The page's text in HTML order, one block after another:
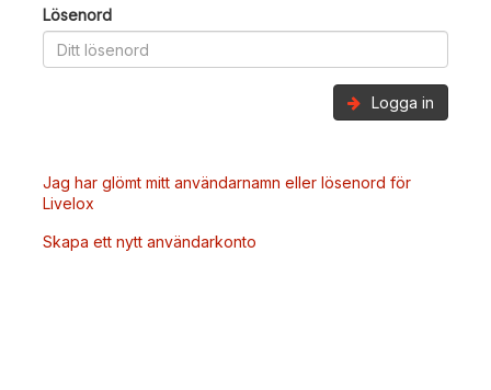
Lösenord
Logga in
Jag har glömt mitt användarnamn eller lösenord för
Livelox
Skapa ett nytt användarkonto